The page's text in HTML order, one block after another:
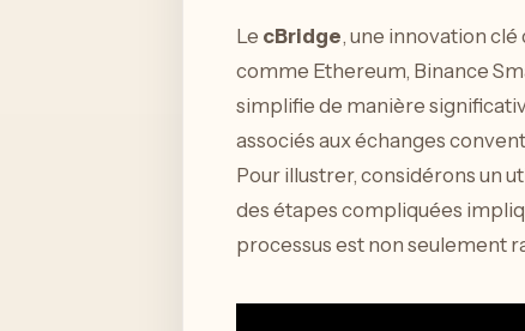
Le cBridge, une innovation
comme Ethereum, Binance
simplifie de manière
associés aux échanges
Pour illustrer, considérons un
des étapes compliquées
processus est non seulement